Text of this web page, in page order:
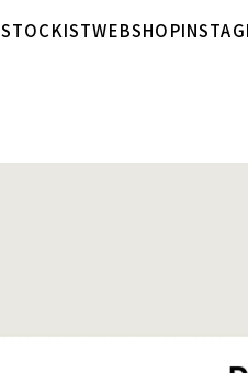
STOCKISTWEBSHOP